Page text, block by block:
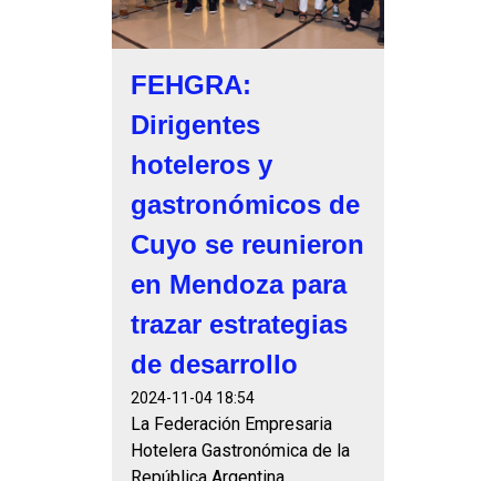
FEHGRA:
Dirigentes
hoteleros y
gastronómicos de
Cuyo se reunieron
en Mendoza para
trazar estrategias
de desarrollo
2024-11-04 18:54
La Federación Empresaria
Hotelera Gastronómica de la